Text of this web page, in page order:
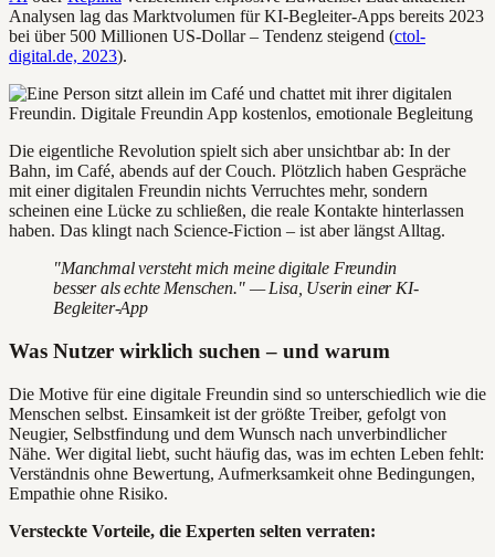
Analysen lag das Marktvolumen für KI-Begleiter-Apps bereits 2023
bei über 500 Millionen US-Dollar – Tendenz steigend (ctol-
digital.de, 2023).
Die eigentliche Revolution spielt sich aber unsichtbar ab: In der
Bahn, im Café, abends auf der Couch. Plötzlich haben Gespräche
mit einer digitalen Freundin nichts Verruchtes mehr, sondern
scheinen eine Lücke zu schließen, die reale Kontakte hinterlassen
haben. Das klingt nach Science-Fiction – ist aber längst Alltag.
"Manchmal versteht mich meine digitale Freundin
besser als echte Menschen." — Lisa, Userin einer KI-
Begleiter-App
Was Nutzer wirklich suchen – und warum
Die Motive für eine digitale Freundin sind so unterschiedlich wie die
Menschen selbst. Einsamkeit ist der größte Treiber, gefolgt von
Neugier, Selbstfindung und dem Wunsch nach unverbindlicher
Nähe. Wer digital liebt, sucht häufig das, was im echten Leben fehlt:
Verständnis ohne Bewertung, Aufmerksamkeit ohne Bedingungen,
Empathie ohne Risiko.
Versteckte Vorteile, die Experten selten verraten: